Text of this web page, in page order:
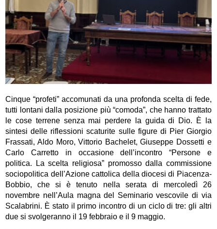
Cinque “profeti” accomunati da una profonda scelta di fede,
tutti lontani dalla posizione più “comoda”, che hanno trattato
le cose terrene senza mai perdere la guida di Dio. È la
sintesi delle riflessioni scaturite sulle figure di Pier Giorgio
Frassati, Aldo Moro, Vittorio Bachelet, Giuseppe Dossetti e
Carlo Carretto in occasione dell’incontro “Persone e
politica. La scelta religiosa” promosso dalla commissione
sociopolitica dell’Azione cattolica della diocesi di Piacenza-
Bobbio, che si è tenuto nella serata di mercoledì 26
novembre nell’Aula magna del Seminario vescovile di via
Scalabrini. È stato il primo incontro di un ciclo di tre: gli altri
due si svolgeranno il 19 febbraio e il 9 maggio.